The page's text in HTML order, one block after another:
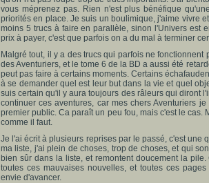
vous méprenez pas. Rien n'est plus bénéfique
priorités en place. Je suis un boulimique, j'aime vivre
moins 5 trucs à faire en parallèle, sinon l'Univers est
prix à payer, c'est que parfois on a du mal à terminer
Malgré tout, il y a des trucs qui parfois ne
des Aventuriers, et le tome 6 de la BD a aussi été
peut pas faire à certains moments. Certains
à se demander quel est leur but dans la vie et quel
suis certain qu'il y aura toujours des râleurs qui diront
continuer ces aventures, car mes chers Aventuriers
premier public. Ca paraît un peu fou, mais c'est le
comme il faut.
Je l'ai écrit à plusieurs reprises par le passé, c'est une
ma liste, j'ai plein de choses, trop de choses, et qui
bien sûr dans la liste, et remontent doucement la
toutes ces mauvaises nouvelles, et toutes ces
envie d'avancer.